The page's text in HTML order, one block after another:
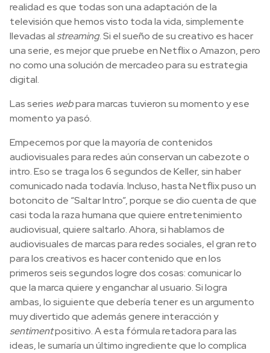
realidad es que todas son una adaptación de la
televisión que hemos visto toda la vida, simplemente
llevadas alstreaming. Si el sueño de su creativo es hacer
una serie, es mejor que pruebe en Netflix o Amazon, pero
no como una solución de mercadeo para su estrategia
digital.
Las series webpara marcas tuvieron su momento y ese
momento ya pasó.
Empecemos por que la mayoría de contenidos
audiovisuales para redes aún conservan un cabezote o
intro. Eso se traga los 6 segundos de Keller, sin haber
comunicado nada todavía. Incluso, hasta Netflix puso un
botoncito de “Saltar Intro”, porque se dio cuenta de que
casi toda la raza humana que quiere entretenimiento
audiovisual, quiere saltarlo. Ahora, si hablamos de
audiovisuales de marcas para redes sociales, el gran reto
para los creativos es hacer contenido que en los
primeros seis segundos logre dos cosas: comunicar lo
que la marca quiere y enganchar al usuario. Si logra
ambas, lo siguiente que debería tener es un argumento
muy divertido que además genere interacción y
sentimentpositivo. A esta fórmula retadora para las
ideas, le sumaría un último ingrediente que lo complica